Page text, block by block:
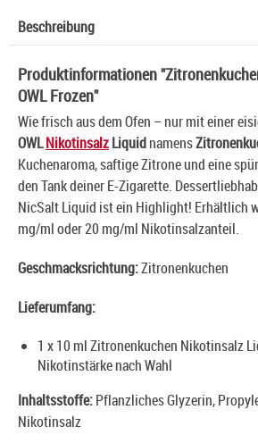
Beschreibung
Produktinformationen
OWL Frozen"
Wie frisch aus dem Ofen – nur mit einer
OWLNikotinsalzLiquidnamens
Kuchenaroma, saftige Zitrone und eine
den Tank deiner E-Zigarette.
NicSalt Liquid ist ein Highlight! Erhältlich
mg/ml oder 20 mg/ml Nikotinsalzanteil.
Geschmacksrichtung:Zitronenkuchen
Lieferumfang:
1 x 10 ml Zitronenkuchen Nikotinsalz
Nikotinstärke nach Wahl
Inhaltsstoffe:Pflanzliches Glyzerin,
Nikotinsalz